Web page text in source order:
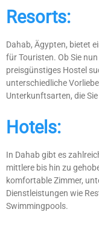
Resorts:
Dahab, Ägypten, bietet
für Touristen. Ob Sie
preisgünstiges Hostel
unterschiedliche
Unterkunftsarten, die
Hotels:
In Dahab gibt es
mittlere bis hin zu
komfortable Zimmer,
Dienstleistungen wie
Swimmingpools.